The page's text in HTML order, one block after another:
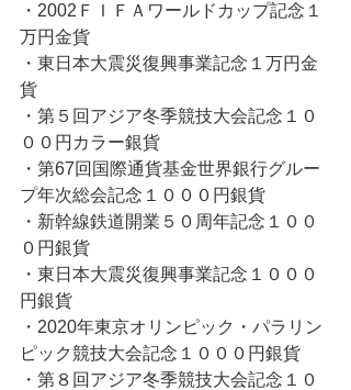
・2002ＦＩＦＡワールドカップ記念１
万円金貨
・東日本大震災復興事業記念１万円金
貨
・第５回アジア冬季競技大会記念１０
００円カラー銀貨
・第67回国際通貨基金世界銀行グルー
プ年次総会記念１０００円銀貨
・新幹線鉄道開業５０周年記念１００
０円銀貨
・東日本大震災復興事業記念１０００
円銀貨
・2020年東京オリンピック・パラリン
ピック競技大会記念１０００円銀貨
・第８回アジア冬季競技大会記念１０